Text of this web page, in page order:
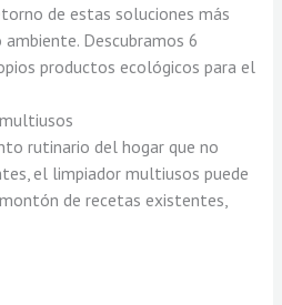
de estas soluciones más
Descubramos 6
productos ecológicos para el
rutinario del hogar que no
el limpiador multiusos puede
de recetas existentes,